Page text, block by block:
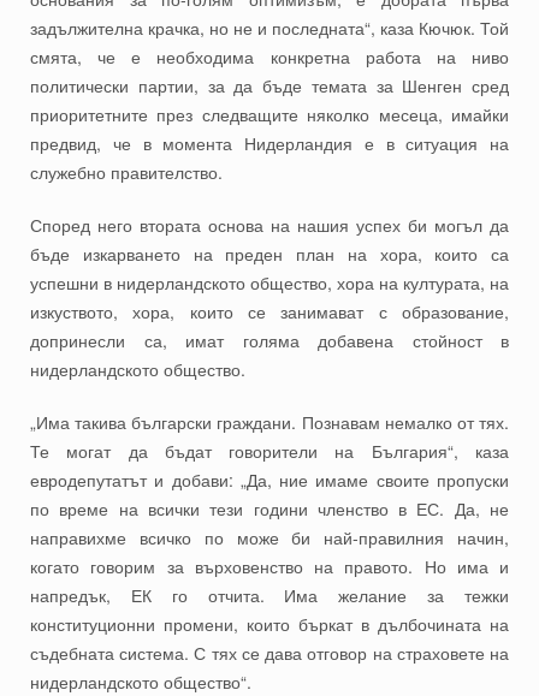
задължителна крачка, но не и последната“, каза Кючюк. Той
смята, че е необходима конкретна работа на ниво
политически партии, за да бъде темата за Шенген сред
приоритетните през следващите няколко месеца, имайки
предвид, че в момента Нидерландия е в ситуация на
служебно правителство.
Според него втората основа на нашия успех би могъл да
бъде изкарването на преден план на хора, които са
успешни в нидерландското общество, хора на културата, на
изкуството, хора, които се занимават с образование,
допринесли са, имат голяма добавена стойност в
нидерландското общество.
„Има такива български граждани. Познавам немалко от тях.
Те могат да бъдат говорители на България“, каза
евродепутатът и добави: „Да, ние имаме своите пропуски
по време на всички тези години членство в ЕС. Да, не
направихме всичко по може би най-правилния начин,
когато говорим за върховенство на правото. Но има и
напредък, ЕК го отчита. Има желание за тежки
конституционни промени, които бъркат в дълбочината на
съдебната система. С тях се дава отговор на страховете на
нидерландското общество“.